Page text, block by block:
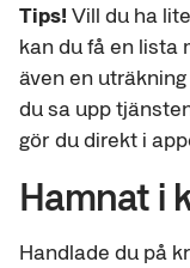
Tips! Vill du ha
kan du få en lista
även en
du sa upp
gör du direkt i
Hamnat i
Handlade du på